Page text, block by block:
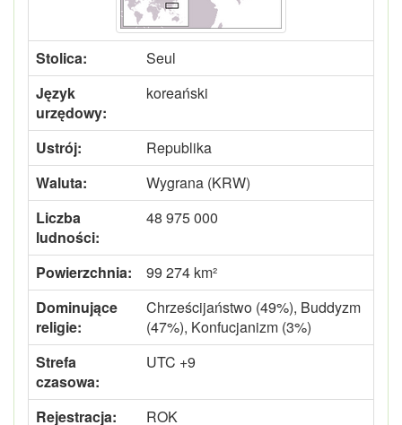
Stolica:
Seul
Język
urzędowy:
koreański
Ustrój:
Republika
Waluta:
Wygrana (KRW)
Liczba
ludności:
48 975 000
Powierzchnia:
99 274 km²
Dominujące
religie:
Chrześcijaństwo (49%), Buddyzm
(47%), Konfucjanizm (3%)
Strefa
czasowa:
UTC +9
Rejestracja: ROK